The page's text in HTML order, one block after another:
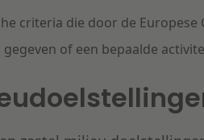
criteria die door de
of een bepaalde